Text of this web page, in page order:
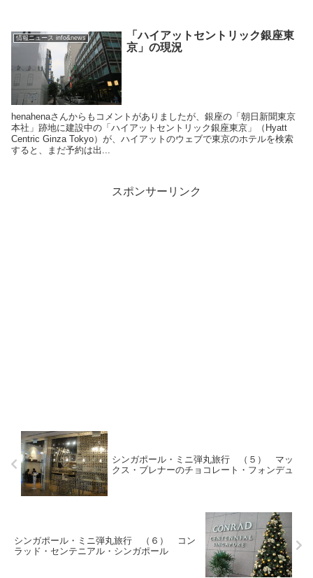
情報ニュース info&news
「ハイアットセントリック銀座東
京」の現況
henahenaさんからもコメントがありましたが、銀座の「朝日新聞東京
本社」跡地に建設中の「ハイアットセントリック銀座東京」（Hyatt
Centric Ginza Tokyo）が、ハイアットのウェブで東京のホテルを検索
すると、まだ予約は出...
スポンサーリンク
シンガポール・ミニ弾丸旅行 （５） マッ
クス・ブレナーのチョコレート・フォンデュ
シンガポール・ミニ弾丸旅行 （６） コン
ラッド・センテニアル・シンガポール